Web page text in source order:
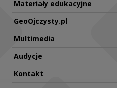
Materiały edukacyjne
GeoOjczysty.pl
Multimedia
Audycje
Kontakt